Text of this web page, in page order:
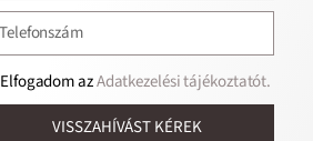
Elfogadom azAdatkezelési tájékoztatót.
VISSZAHÍVÁST KÉREK